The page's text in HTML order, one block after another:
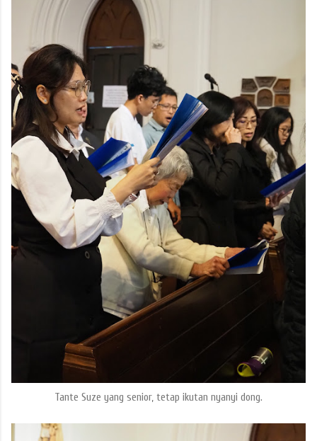
Tante Suze yang senior, tetap ikutan nyanyi dong.